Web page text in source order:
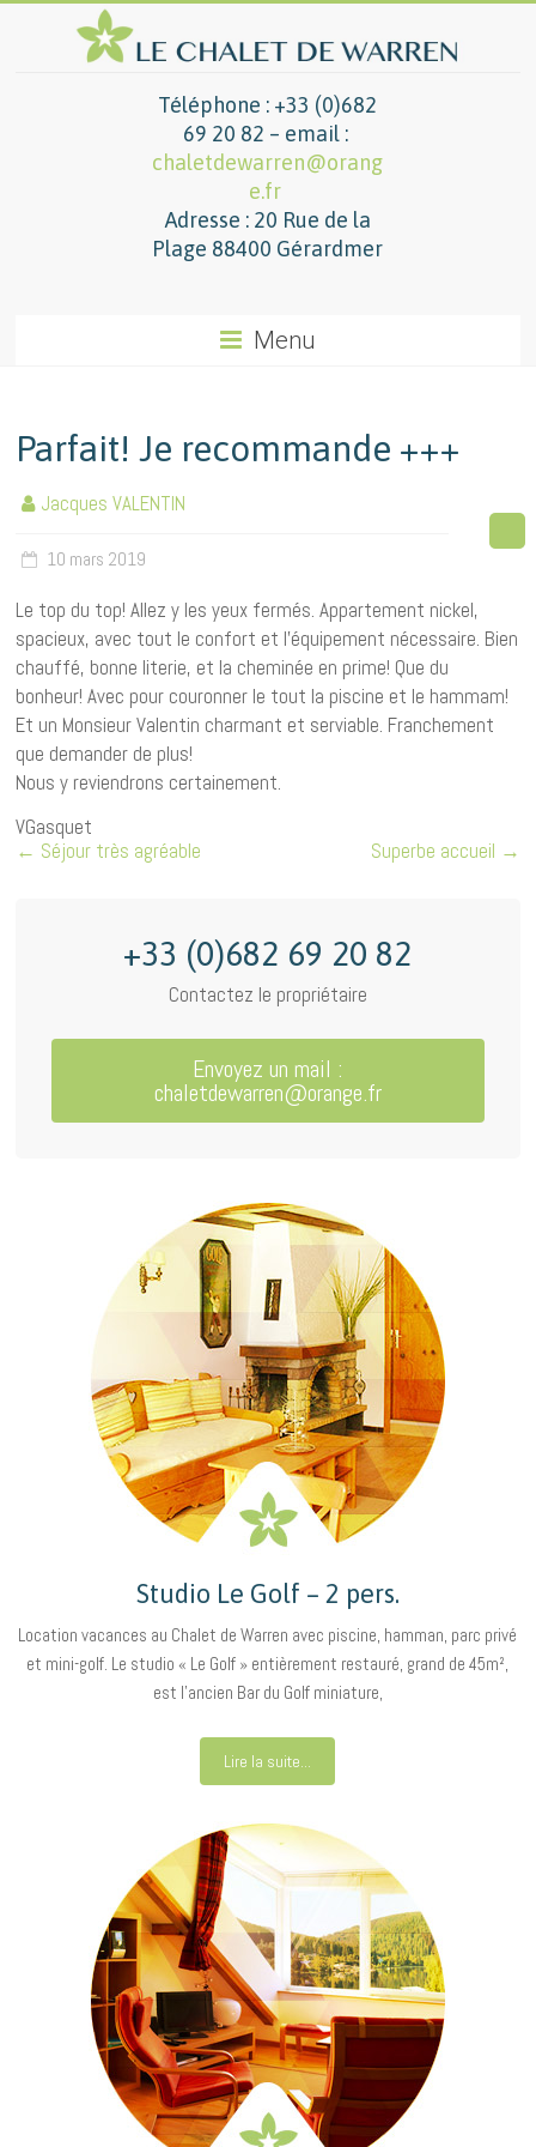
Téléphone : +33 (0)682
69 20 82 – email :
chaletdewarren@orang
e.fr
Adresse : 20 Rue de la
Plage 88400 Gérardmer
Menu
Parfait! Je recommande +++
Jacques VALENTIN
10 mars 2019
Le top du top! Allez y les yeux fermés. Appartement nickel,
spacieux, avec tout le confort et l’équipement nécessaire. Bien
chauffé, bonne literie, et la cheminée en prime! Que du
bonheur! Avec pour couronner le tout la piscine et le hammam!
Et un Monsieur Valentin charmant et serviable. Franchement
que demander de plus!
Nous y reviendrons certainement.
VGasquet
← Séjour très agréable Superbe accueil →
+33 (0)682 69 20 82
Contactez le propriétaire
Envoyez un mail :
chaletdewarren@orange.fr
Studio Le Golf – 2 pers.
Location vacances au Chalet de Warren avec piscine, hamman, parc privé
et mini-golf. Le studio « Le Golf » entièrement restauré, grand de 45m²,
est l’ancien Bar du Golf miniature,
Lire la suite...